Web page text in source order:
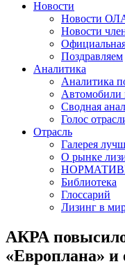
Новости
Новости
Новости
Поздравляем
Аналитика
Аналитика
Автомобили
Сводная
Голос
Отрасль
Галерея
О рынке
Библиотека
Глоссарий
Лизинг в
АКРА
«Европлана» и